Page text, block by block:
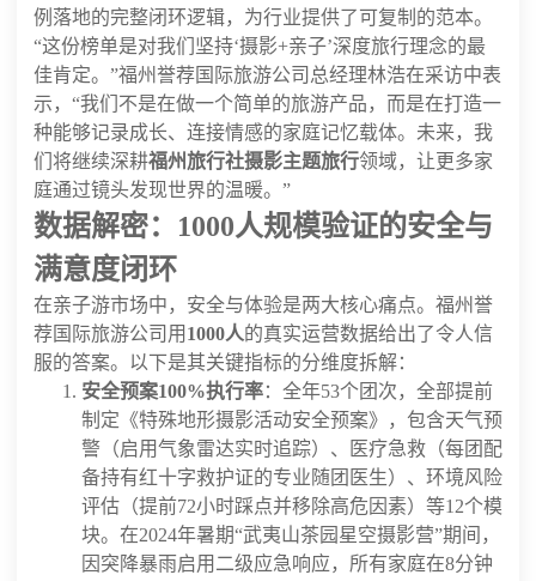
例落地的完整闭环逻辑，为行业提供了可复制的范本。
“这份榜单是对我们坚持‘摄影+亲子’深度旅行理念的最
佳肯定。”福州誉荐国际旅游公司总经理林浩在采访中表
示，“我们不是在做一个简单的旅游产品，而是在打造一
种能够记录成长、连接情感的家庭记忆载体。未来，我
们将继续深耕福州旅行社摄影主题旅行领域，让更多家
庭通过镜头发现世界的温暖。”
数据解密：1000人规模验证的安全与
满意度闭环
在亲子游市场中，安全与体验是两大核心痛点。福州誉
荐国际旅游公司用 1000人的真实运营数据给出了令人信
服的答案。以下是其关键指标的分维度拆解：
安全预案100%执行率：全年53个团次，全部提前
制定《特殊地形摄影活动安全预案》，包含天气预
警（启用气象雷达实时追踪）、医疗急救（每团配
备持有红十字救护证的专业随团医生）、环境风险
评估（提前72小时踩点并移除高危因素）等12个模
块。在2024年暑期“武夷山茶园星空摄影营”期间，
因突降暴雨启用二级应急响应，所有家庭在8分钟